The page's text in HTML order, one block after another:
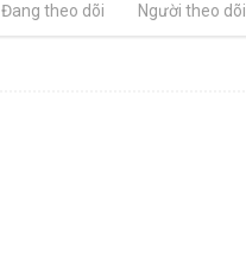
Đang theo dõi Người theo dõi